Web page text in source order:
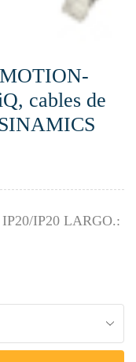
cables de
IP20 LARGO.: